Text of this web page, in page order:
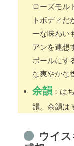
ローズモル
トボディだ
ーな味わい
アンを連想
ボールにす
な爽やかな
余韻 ：は
韻。余韻は
ウイ